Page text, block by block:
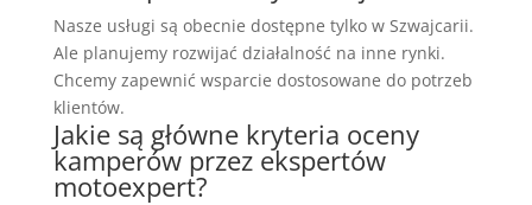
Nasze usługi są obecnie dostępne tylko w Szwajcarii.
Ale planujemy rozwijać działalność na inne rynki.
Chcemy zapewnić wsparcie dostosowane do potrzeb
klientów.
Jakie są główne kryteria oceny
kamperów przez ekspertów
motoexpert?